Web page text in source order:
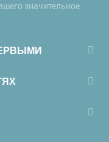
значительное